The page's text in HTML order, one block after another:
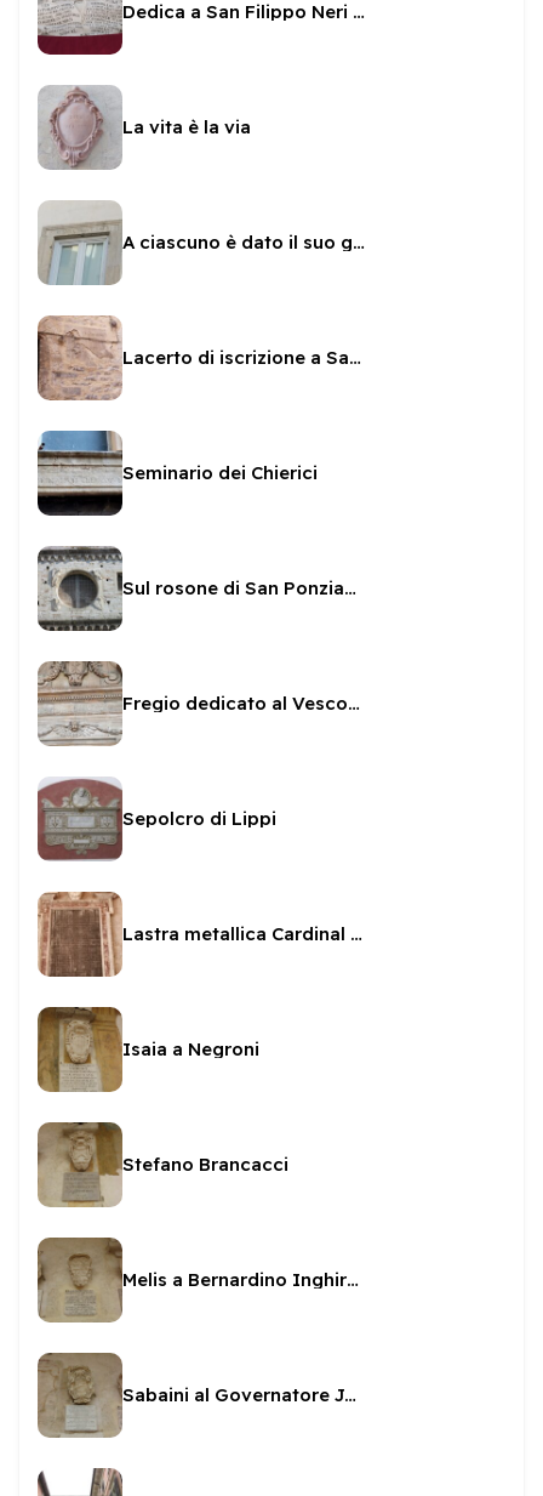
Dedica a San Filippo Neri e Mondilio Orsini
La vita è la via
A ciascuno è dato il suo giorno
Lacerto di iscrizione a Sante Paolini
Seminario dei Chierici
Sul rosone di San Ponziano
Fregio dedicato al Vescovo Sanvitale
Sepolcro di Lippi
Lastra metallica Cardinal Facchinetti
Isaia a Negroni
Stefano Brancacci
Melis a Bernardino Inghirami
Sabaini al Governatore Jacovacci